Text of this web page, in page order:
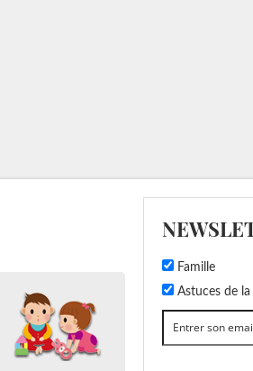
Famille
Astuces de